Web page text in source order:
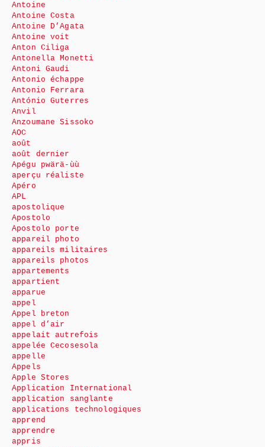
Antoine
Antoine Costa
Antoine D’Agata
Antoine voit
Anton Ciliga
Antonella Monetti
Antoni Gaudi
Antonio échappe
Antonio Ferrara
António Guterres
Anvil
Anzoumane Sissoko
AOC
août
août dernier
Apégu pwärä-ùù
aperçu réaliste
Apéro
APL
apostolique
Apostolo
Apostolo porte
appareil photo
appareils militaires
appareils photos
appartements
appartient
apparue
appel
Appel breton
appel d’air
appelait autrefois
appelée Cecosesola
appelle
Appels
Apple Stores
Application International
application sanglante
applications technologiques
apprend
apprendre
appris